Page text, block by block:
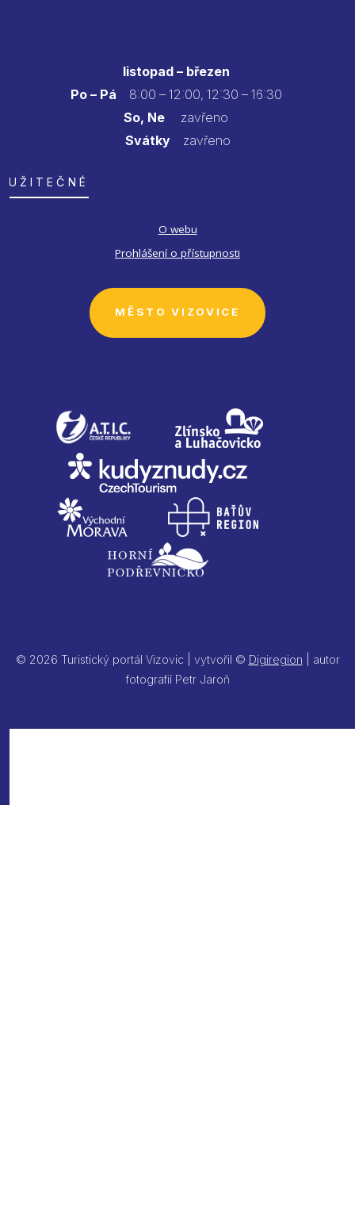
listopad – březen
Po – Pá 8:00 – 12:00, 12:30 – 16:30
So, Ne zavřeno
Svátkyzavřeno
UŽITEČNÉ
O webu
Prohlášení o přístupnosti
MĚSTO VIZOVICE
© 2026 Turistický portál Vizovic | vytvořil © Digiregion | autor
fotografií Petr Jaroň